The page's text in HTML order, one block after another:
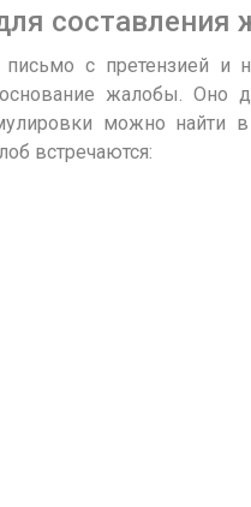
составления
с претензией и
жалобы. Оно
можно найти
встречаются: